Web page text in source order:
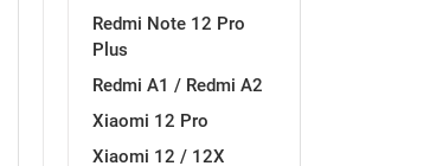
Redmi Note 12 Pro
Plus
Redmi A1 / Redmi A2
Xiaomi 12 Pro
Xiaomi 12 / 12X